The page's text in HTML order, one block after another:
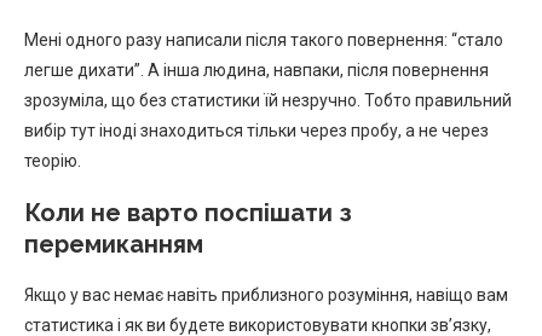
Мені одного разу написали після такого повернення: “стало
легше дихати”. А інша людина, навпаки, після повернення
зрозуміла, що без статистики їй незручно. Тобто правильний
вибір тут іноді знаходиться тільки через пробу, а не через
теорію.
Коли не варто поспішати з
перемиканням
Якщо у вас немає навіть приблизного розуміння, навіщо вам
статистика і як ви будете використовувати кнопки зв’язку,